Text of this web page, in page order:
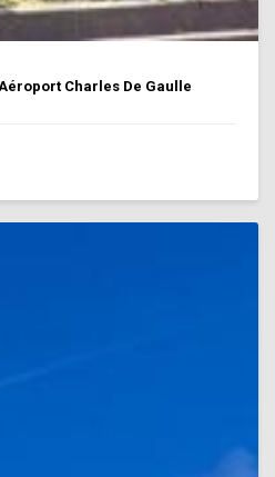
Charles De Gaulle